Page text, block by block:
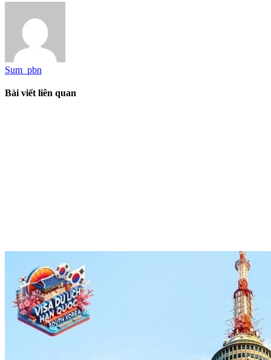
Sum_pbn
Bài viết liên quan